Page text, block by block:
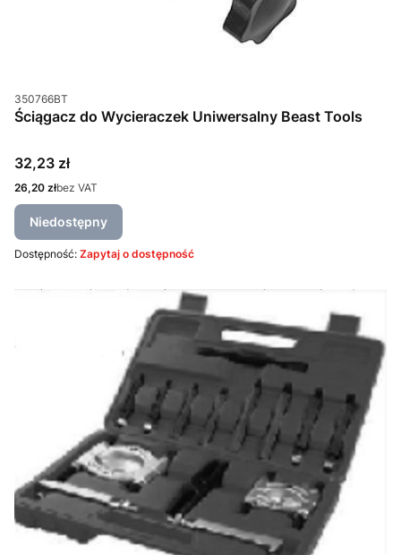
Kod produktu
350766BT
Ściągacz do Wycieraczek Uniwersalny Beast Tools
Cena
32,23 zł
Cena
26,20 złbez VAT
Niedostępny
Dostępność: Zapytaj o dostępność